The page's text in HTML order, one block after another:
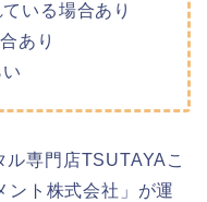
いる場合あり
あり
専門店TSUTAYAこ
ント株式会社」が運